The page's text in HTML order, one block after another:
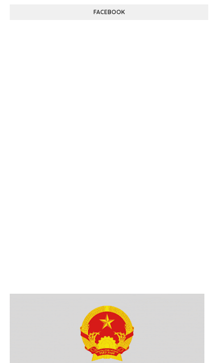
FACEBOOK